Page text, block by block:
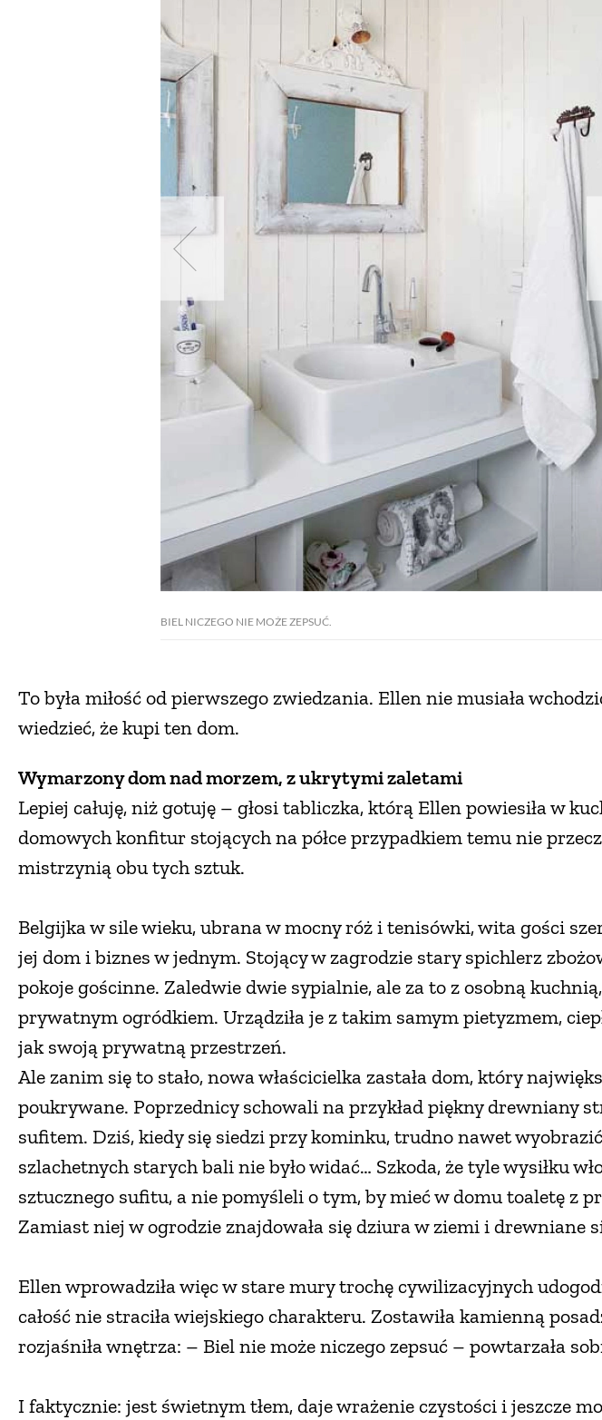
BIEL NICZEGO NIE MOŻE ZEPSUĆ.
To była miłość od pierwszego zwiedzania. Ellen nie musiała
wiedzieć, że kupi ten dom.
Wymarzony dom nad morzem, z ukrytymi zaletami
Lepiej całuję, niż gotuję – głosi tabliczka, którą Ellen powiesiła w
domowych konfitur stojących na półce przypadkiem temu nie
mistrzynią obu tych sztuk.
Belgijka w sile wieku, ubrana w mocny róż i tenisówki, wita gości
jej dom i biznes w jednym. Stojący w zagrodzie stary spichlerz
pokoje gościnne. Zaledwie dwie sypialnie, ale za to z osobną
prywatnym ogródkiem. Urządziła je z takim samym pietyzmem,
jak swoją prywatną przestrzeń.
Ale zanim się to stało, nowa właścicielka zastała dom, który
poukrywane. Poprzednicy schowali na przykład piękny drewniany
sufitem. Dziś, kiedy się siedzi przy kominku, trudno nawet
szlachetnych starych bali nie było widać… Szkoda, że tyle wysiłku
sztucznego sufitu, a nie pomyśleli o tym, by mieć w domu toaletę z
Zamiast niej w ogrodzie znajdowała się dziura w ziemi i drewniane
Ellen wprowadziła więc w stare mury trochę cywilizacyjnych
całość nie straciła wiejskiego charakteru. Zostawiła kamienną
rozjaśniła wnętrza: – Biel nie może niczego zepsuć – powtarzała
I faktycznie: jest świetnym tłem, daje wrażenie czystości i jeszcze